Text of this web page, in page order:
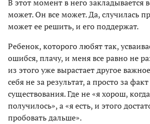
В этот момент в него закладывается
может. Он все может. Да, случилась
может ее решить, и его поддержат.
Ребенок, которого любят так,
ошибся, плачу, и меня все равно не
из этого уже вырастает другое
себя не за результат, а просто за факт
существования. Где не «я хорош,
получилось», а «я есть, и этого
пробовать дальше».